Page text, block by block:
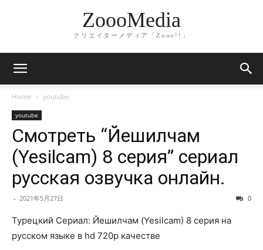
ZoooMedia
クリエイターメディア「Zooo!!」
Home youtube
youtube
Смотреть “Йешилчам
(Yesilcam) 8 серия” сериал
русская озвучка онлайн.
- 2021年5月27日 0
Турецкий Сериал: Йешилчам (Yesilcam) 8 серия на
русском языке в hd 720p качестве